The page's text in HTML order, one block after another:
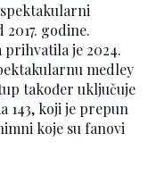
godine.
je 2024.
medley
također uključuje
143, koji je prepun
koje su fanovi